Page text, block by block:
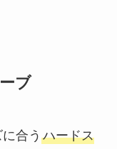
ブ
合う ハードス